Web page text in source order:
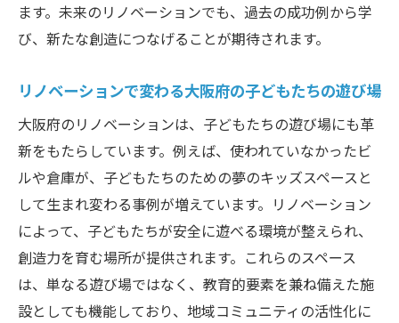
た空間
大阪府での成功事例から学ぶリノベーショ
秘訣
大阪府でのリノベーションが生み出すクリエイ
ティブなキッズスペース
クリエイティブな空間を生む大阪府のリノ
ベーション
リノベーションで創造する大阪府のユニー
クな遊び場
ます。未来のリノベーションでも、過去の成功例から学
び、新たな創造につなげることが期待されます。
リノベーションで変わる大阪府の子どもたちの遊び場
大阪府のリノベーションは、子どもたちの遊び場にも革
新をもたらしています。例えば、使われていなかったビ
ルや倉庫が、子どもたちのための夢のキッズスペースと
して生まれ変わる事例が増えています。リノベーション
によって、子どもたちが安全に遊べる環境が整えられ、
創造力を育む場所が提供されます。これらのスペース
は、単なる遊び場ではなく、教育的要素を兼ね備えた施
設としても機能しており、地域コミュニティの活性化に